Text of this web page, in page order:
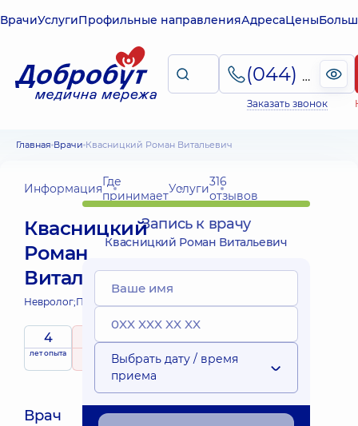
ВрачиУслугиПрофильные направленияАдресаЦены
(044) 495-2-888
Заказать звонок
Главная Врачи Квасницкий Роман Витальевич
ИнформацияГде
принимаетУслуги316
отзывов
Квасницкий
Роман
Витальевич
Невролог;Психиатр;
4
лет опыта
5 / 5
рейтингна основе
316 отзывов
Врач
Запись к врачу
Квасницкий Роман Витальевич
Выбрать дату / время
приема